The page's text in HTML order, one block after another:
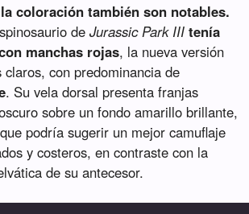
coloración también son notables.
deJurassic Park III tenía
manchas rojas, la nueva versión
con predominancia de
. Su vela dorsal presenta franjas
sobre un fondo amarillo brillante,
podría sugerir un mejor camuflaje
y costeros, en contraste con la
de su antecesor.